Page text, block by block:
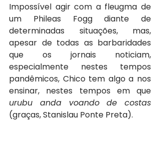
Impossível agir com a fleugma de
um Phileas Fogg diante de
determinadas situações, mas,
apesar de todas as barbaridades
que os jornais noticiam,
especialmente nestes tempos
pandêmicos, Chico tem algo a nos
urubu anda voando de costas
(graças, Stanislau Ponte Preta).